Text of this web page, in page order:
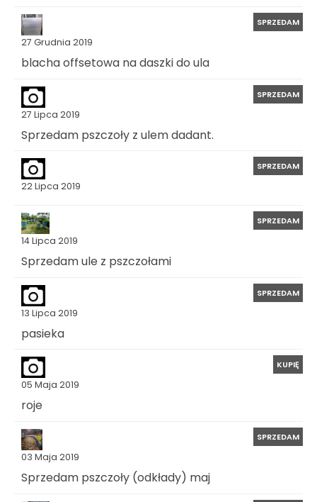
27 Grudnia 2019
SPRZEDAM
blacha offsetowa na daszki do ula
27 Lipca 2019
SPRZEDAM
Sprzedam pszczoły z ulem dadant.
22 Lipca 2019
SPRZEDAM
14 Lipca 2019
SPRZEDAM
Sprzedam ule z pszczołami
13 Lipca 2019
SPRZEDAM
pasieka
05 Maja 2019
KUPIĘ
roje
03 Maja 2019
SPRZEDAM
Sprzedam pszczoły (odkłady) maj